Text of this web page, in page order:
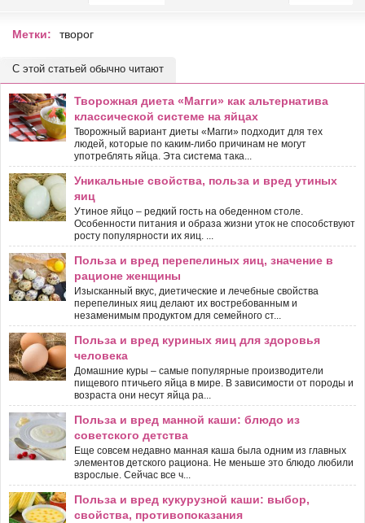
Метки: творог
С этой статьей обычно читают
Творожная диета «Магги» как альтернатива
классической системе на яйцах
Творожный вариант диеты «Магги» подходит для тех
людей, которые по каким-либо причинам не могут
употреблять яйца. Эта система така...
Уникальные свойства, польза и вред утиных
яиц
Утиное яйцо – редкий гость на обеденном столе.
Особенности питания и образа жизни уток не способствуют
росту популярности их яиц. ...
Польза и вред перепелиных яиц, значение в
рационе женщины
Изысканный вкус, диетические и лечебные свойства
перепелиных яиц делают их востребованным и
незаменимым продуктом для семейного ст...
Польза и вред куриных яиц для здоровья
человека
Домашние куры – самые популярные производители
пищевого птичьего яйца в мире. В зависимости от породы и
возраста они несут яйца ра...
Польза и вред манной каши: блюдо из
советского детства
Еще совсем недавно манная каша была одним из главных
элементов детского рациона. Не меньше это блюдо любили
взрослые. Сейчас все ч...
Польза и вред кукурузной каши: выбор,
свойства, противопоказания